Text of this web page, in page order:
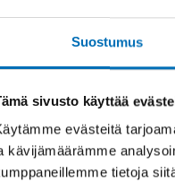
Suostumus
sivusto käyttää
evästeitä
kävijämäärämme
tietoja